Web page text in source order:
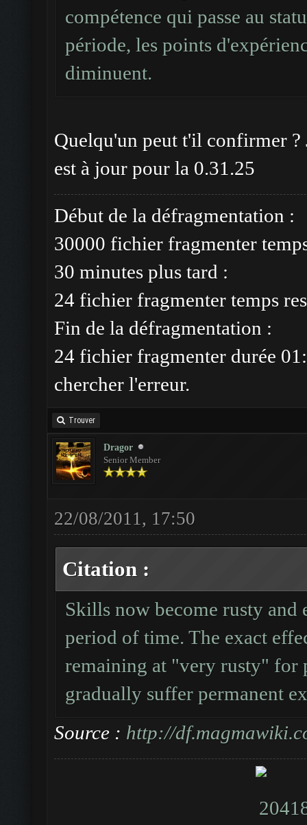
compétence qui passe au
période, les points
diminuent.
Quelqu'un peut t'il confirmer ?
est à jour pour la 0.31.25
Début de la défragmentation :
30000 fichier fragmenter
30 minutes plus tard :
24 fichier fragmenter temps
Fin de la défragmentation :
24 fichier fragmenter durée
chercher l'erreur.
Trouver
Dragor
Senior Member
22/08/2011, 17:50
Citation :
Skills now become rusty
period of time. The exact
remaining at "very rusty"
gradually suffer permanent
Source : http://